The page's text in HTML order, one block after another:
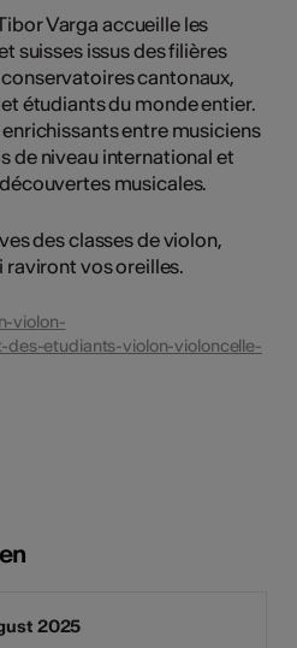
Varga accueille les
suisses issus des filières
cantonaux,
étudiants du monde entier.
entre musiciens
de niveau international et
musicales.
des classes de violon,
raviront vos oreilles.
violon-
etudiants-violon-violoncelle-
2025